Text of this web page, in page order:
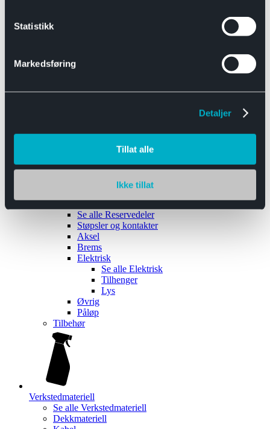
Statistikk
Markedsføring
Detaljer
Tillat alle
Ikke tillat
Båthengere
Reservedeler
Se alle Reservedeler
Støpsler og kontakter
Aksel
Brems
Elektrisk
Se alle Elektrisk
Tilhenger
Lys
Øvrig
Påløp
Tilbehør
Verkstedmateriell
Se alle Verkstedmateriell
Dekkmateriell